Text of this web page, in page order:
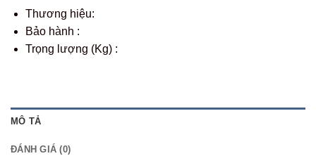
Thương hiệu:
Bảo hành :
Trọng lượng (Kg) :
MÔ TẢ
ĐÁNH GIÁ (0)